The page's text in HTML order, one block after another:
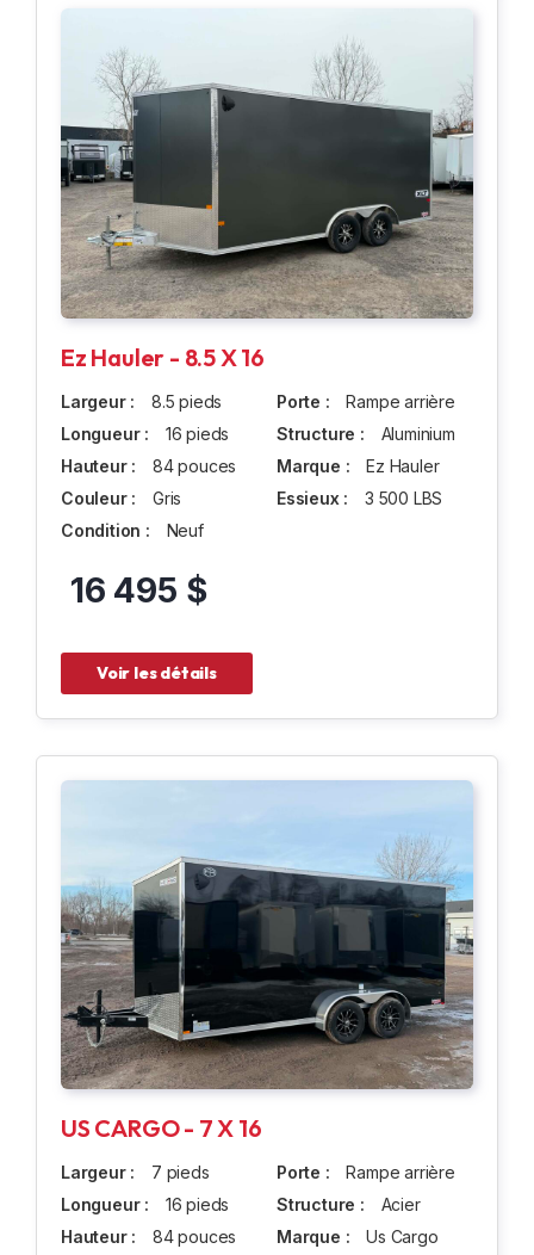
Ez Hauler - 8.5 X 16
Largeur :
8.5 pieds
Longueur :
16 pieds
Hauteur :
84 pouces
Couleur :
Gris
Condition :
Neuf
Porte :
Rampe arrière
Structure :
Aluminium
Marque :
Ez Hauler
Essieux :
3 500 LBS
16 495 $
Voir les détails
US CARGO - 7 X 16
Largeur :
7 pieds
Longueur :
16 pieds
Hauteur :
84 pouces
Porte :
Rampe arrière
Structure :
Acier
Marque :
Us Cargo